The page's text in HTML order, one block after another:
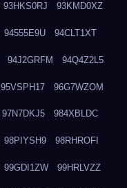
93HKS0RJ 93KMD0XZ
94555E9U 94CLT1XT
94J2GRFM 94Q4Z2L5
95VSPH17 96G7WZOM
97N7DKJ5 984XBLDC
98PIYSH9 98RHROFI
99GDI1ZW 99HRLVZZ